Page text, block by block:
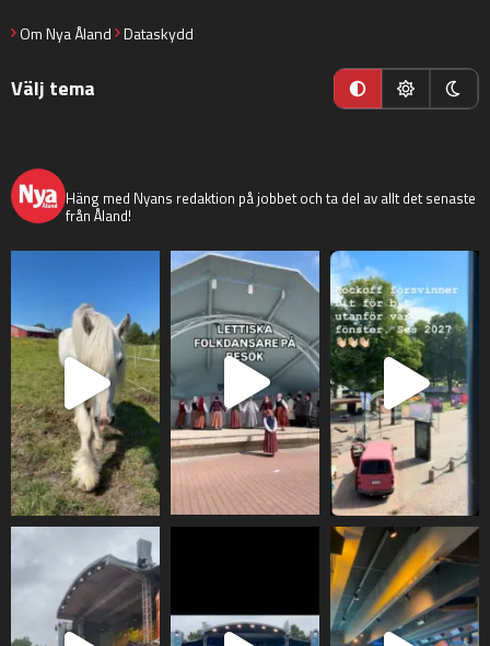
Om Nya Åland Dataskydd
Välj tema
Häng med Nyans redaktion på jobbet och ta del av allt det senaste
från Åland!